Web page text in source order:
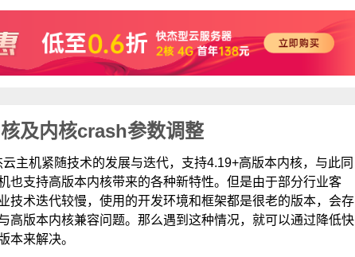
及内核crash参数调整
主机紧随技术的发展与迭代，支持4.19+高版本内核，与此同
也支持高版本内核带来的各种新特性。但是由于部分行业客
技术迭代较慢，使用的开发环境和框架都是很老的版本，会存
高版本内核兼容问题。那么遇到这种情况，就可以通过降低快
本来解决。